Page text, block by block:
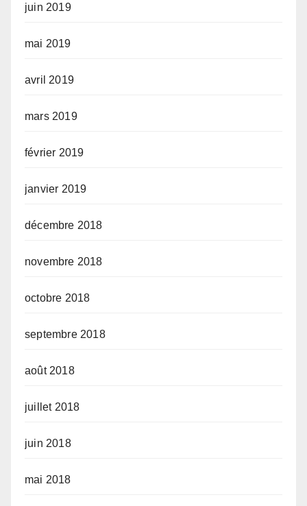
juin 2019
mai 2019
avril 2019
mars 2019
février 2019
janvier 2019
décembre 2018
novembre 2018
octobre 2018
septembre 2018
août 2018
juillet 2018
juin 2018
mai 2018